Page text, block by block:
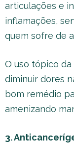
articulações e
inflamações,
quem sofre de
O uso tópico
diminuir dores
bom remédio
amenizando
3.